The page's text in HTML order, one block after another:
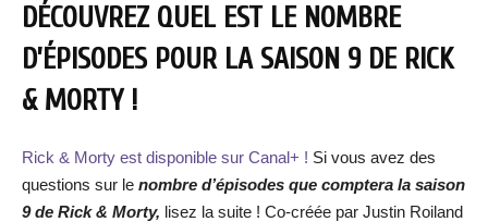
DÉCOUVREZ QUEL EST LE NOMBRE
D’ÉPISODES POUR LA SAISON 9 DE RICK
& MORTY !
Rick & Morty est disponible sur Canal+ ! Si vous avez des
questions sur le nombre d’épisodes que comptera la saison
9 de Rick & Morty, lisez la suite ! Co-créée par Justin Roiland